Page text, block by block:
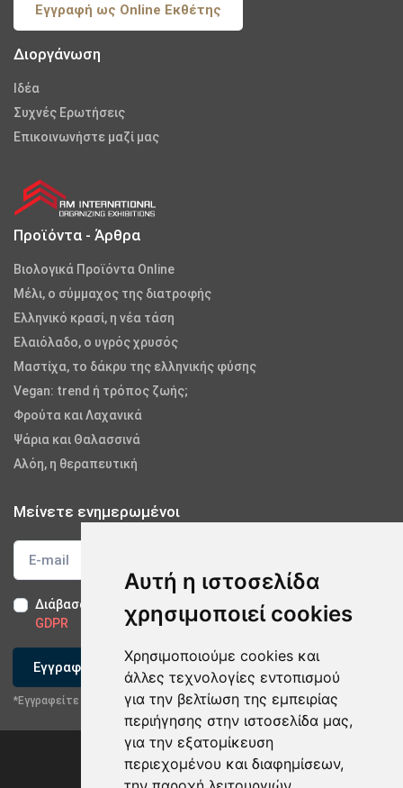
Αυτή η ιστοσελίδα
χρησιμοποιεί cookies
Χρησιμοποιούμε cookies και
άλλες τεχνολογίες εντοπισμού
για την βελτίωση της εμπειρίας
περιήγησης στην ιστοσελίδα μας,
για την εξατομίκευση
περιεχομένου και διαφημίσεων,
Εγγραφή ως Online Εκθέτης
Διοργάνωση
Iδέα
Συχνές Ερωτήσεις
Επικοινωνήστε μαζί μας
Προϊόντα - Άρθρα
Βιολογικά Προϊόντα Online
Μέλι, ο σύμμαχος της διατροφής
Ελληνικό κρασί, η νέα τάση
Ελαιόλαδο, ο υγρός χρυσός
Μαστίχα, το δάκρυ της ελληνικής φύσης
Vegan: trend ή τρόπος ζωής;
Φρούτα και Λαχανικά
Ψάρια και Θαλασσινά
Αλόη, η θεραπευτική
Μείνετε ενημερωμένοι
Διάβασα και αποδέχομαι τους Όρους Χρήσης -
Δήλωση
GDPR
Εγγραφείτε
*Εγγραφείτε στο newsletter μας